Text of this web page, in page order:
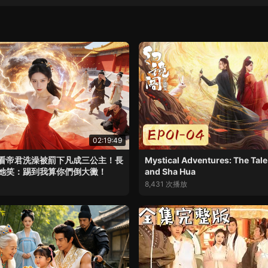
02:19:49
帝君洗澡被罰下凡成三公主！長
笑：踢到我算你們倒大黴！
Mystical Adventures: The
and Sha Hua
8,431 次播放